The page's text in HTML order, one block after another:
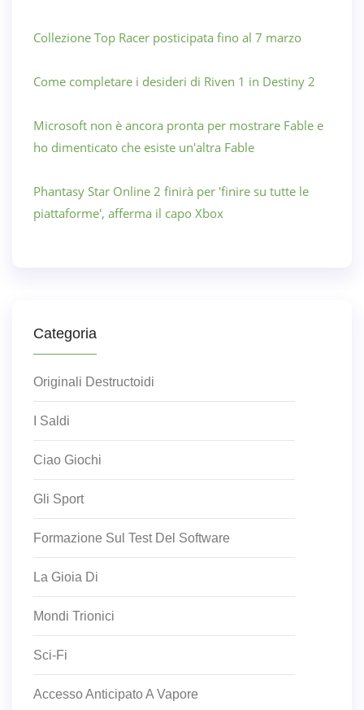
Collezione Top Racer posticipata fino al 7 marzo
Come completare i desideri di Riven 1 in Destiny 2
Microsoft non è ancora pronta per mostrare Fable e
ho dimenticato che esiste un'altra Fable
Phantasy Star Online 2 finirà per 'finire su tutte le
piattaforme', afferma il capo Xbox
Categoria
Originali Destructoidi
I Saldi
Ciao Giochi
Gli Sport
Formazione Sul Test Del Software
La Gioia Di
Mondi Trionici
Sci-Fi
Accesso Anticipato A Vapore